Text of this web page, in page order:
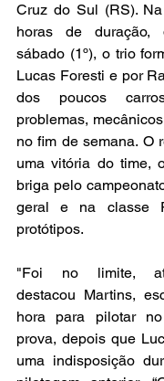
Cruz do Sul (RS).
horas de duração,
sábado (1º), o trio
Lucas Foresti e por
dos poucos
problemas,
no fim de semana. O
uma vitória do time,
briga pelo
geral e na classe
protótipos.
"Foi no limite,
destacou Martins,
hora para pilotar
prova, depois que
uma indisposição